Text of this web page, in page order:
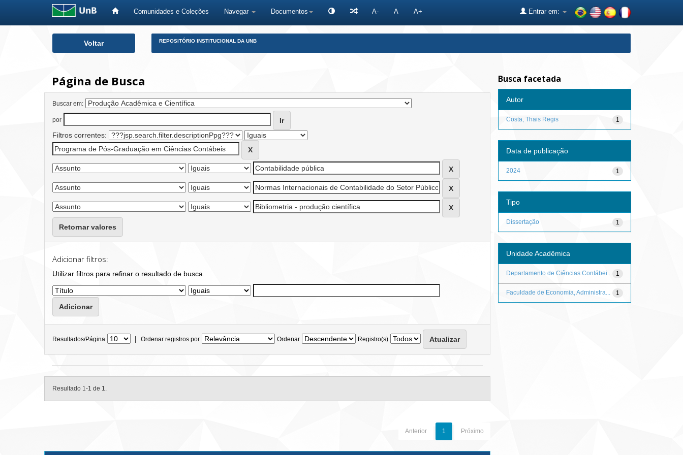
Comunidades e Coleções Navegar Documentos A- A A+ Entrar em:
Voltar REPOSITÓRIO INSTITUCIONAL DA UNB
Página de Busca
Buscar em:
por
Filtros correntes:
Retornar valores
Adicionar filtros:
Utilizar filtros para refinar o resultado de busca.
Resultados/Página | Ordenar registros por Ordenar Registro(s)
Resultado 1-1 de 1.
Anterior 1 Próximo
Busca facetada
Autor
1
Costa, Thais Regis
Data de publicação
1
2024
Tipo
1
Dissertação
Unidade Acadêmica
1
Departamento de Ciências Contábei...
1
Faculdade de Economia, Administra...